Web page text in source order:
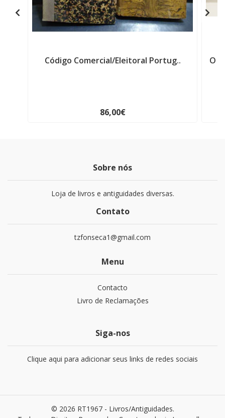
Código Comercial/Eleitoral Portug..
86,00€
O
Sobre nós
Loja de livros e antiguidades diversas.
Contato
tzfonseca1@gmail.com
Menu
Contacto
Livro de Reclamações
Siga-nos
Clique aqui para adicionar seus links de redes sociais
© 2026 RT1967 - Livros/Antiguidades.